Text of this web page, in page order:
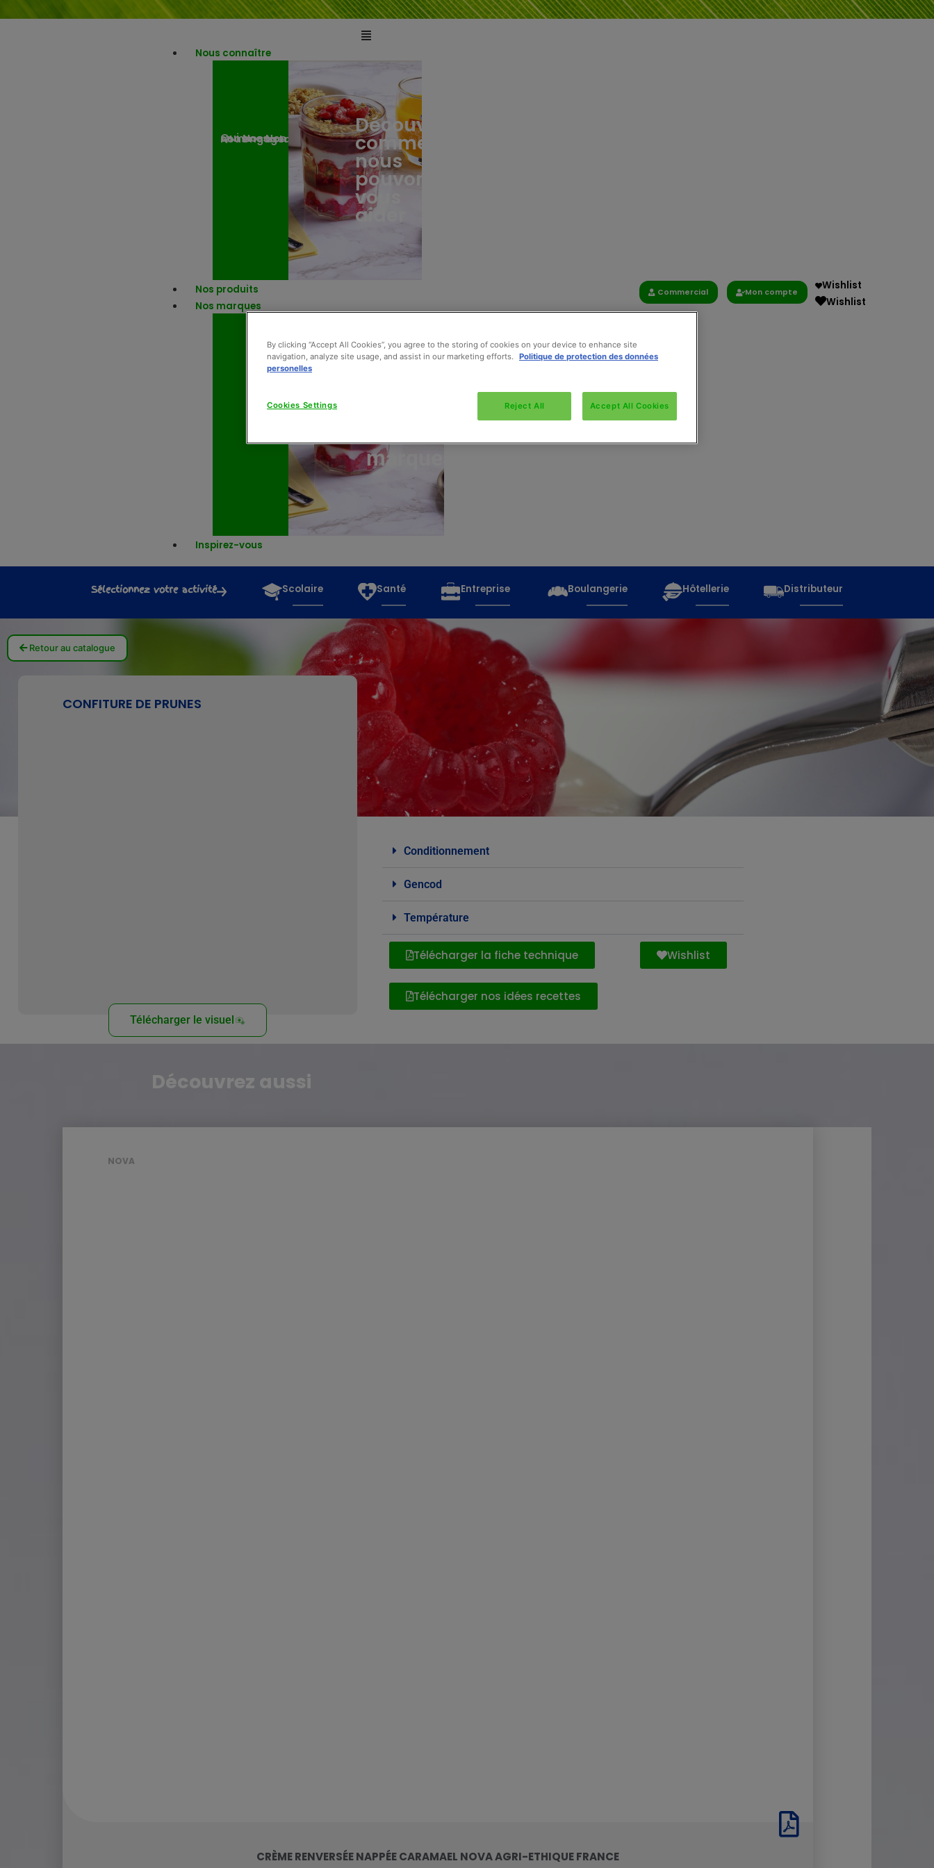
Nous connaître
Qui sommes-nous ? Nos engagements
Nos actualités
Découvrez
comment
nous
pouvons
vous
aider
Nos produits
Nos marques
les
marques
Inspirez-vous
Commercial Mon compte
Wishlist
Wishlist
Sélectionnez votre activité Scolaire Santé Entreprise Boulangerie Hôtellerie Distributeur
Retour au catalogue
CONFITURE DE PRUNES
Télécharger le visuel
Conditionnement
Gencod
Température
Télécharger la fiche technique
Télécharger nos idées recettes
Wishlist
Découvrez aussi
NOVA
CRÈME RENVERSÉE NAPPÉE CARAMAEL NOVA AGRI-ETHIQUE FRANCE
By clicking “Accept All Cookies”, you agree to the storing of cookies on your device to enhance site
navigation, analyze site usage, and assist in our marketing efforts. Politique de protection des données
personelles
Reject All Accept All Cookies
Cookies Settings